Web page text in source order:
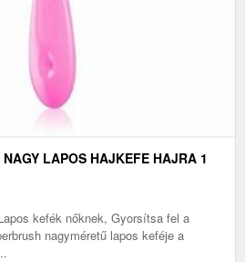
LAPOS HAJKEFE HAJRA 1
kefék nőknek, Gyorsítsa fel a
nagyméretű lapos keféje a